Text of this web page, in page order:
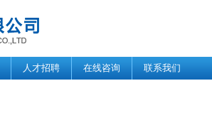
人才招聘 在线咨询 联系我们